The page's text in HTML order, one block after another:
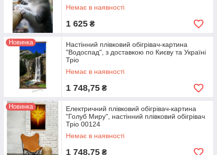
Немає в наявності
1 625 ₴
Новинка
Настінний плівковий обігрівач-картина
"Водоспад", з доставкою по Києву та Україні
Тріо
Немає в наявності
1 748,75 ₴
Новинка
Електричний плівковий обігрівач-картина
"Голуб Миру", настінний плівковий обігрівач
Тріо 00124
Немає в наявності
1 748,75 ₴